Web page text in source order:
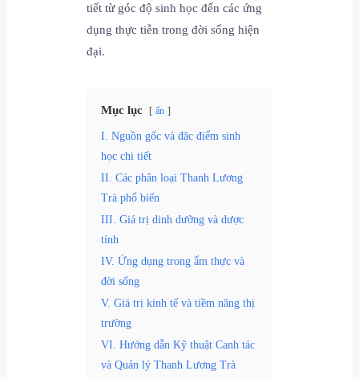
tiết từ góc độ sinh học đến các ứng
dụng thực tiễn trong đời sống hiện
đại.
Mục lục ẩn
I. Nguồn gốc và đặc điểm sinh
học chi tiết
II. Các phân loại Thanh Lương
Trà phổ biến
III. Giá trị dinh dưỡng và dược
tính
IV. Ứng dụng trong ẩm thực và
đời sống
V. Giá trị kinh tế và tiềm năng thị
trường
VI. Hướng dẫn Kỹ thuật Canh tác
và Quản lý Thanh Lương Trà